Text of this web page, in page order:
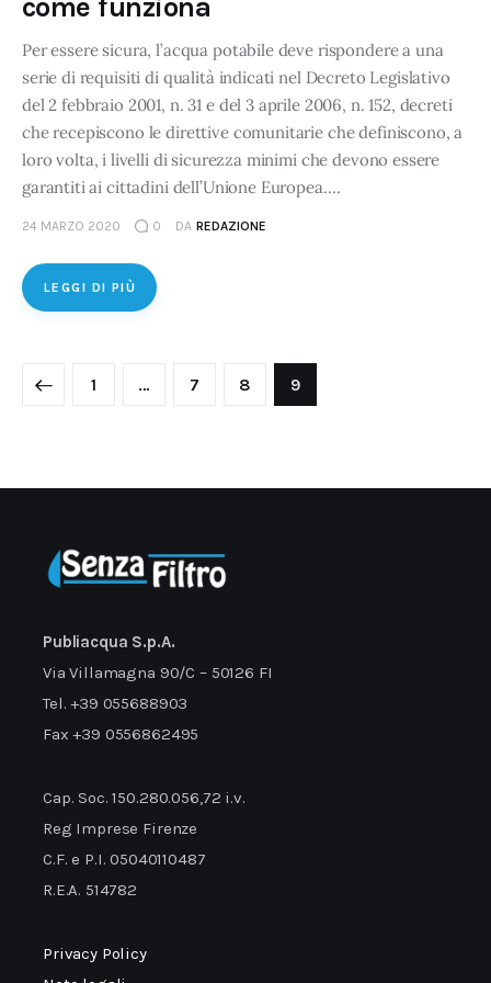
utilizzo dei loro servizi.
Cliccando su "Accetta tutti", l'Utente accetta di
memorizzare tutti i cookie sul dispositivo per le finalità
sopra indicate.
Cliccando su "Personalizza" l’Utente può gestire
cookie desiderati e le terze parti destinatarie della
Cliccando su "Rifiuta" o sulla "X" posizionata in alto a
sola eccezione dei cookie tecnici. La chiusura del
presente banner comporta il permanere delle
per una corretta visualizzazione della pagina.
Per essere sicura, l’acqua potabile deve rispondere a una
serie di requisiti di qualità indicati nel Decreto Legislativo
del 2 febbraio 2001, n. 31 e del 3 aprile 2006, n. 152, decreti
che recepiscono le direttive comunitarie che definiscono, a
loro volta, i livelli di sicurezza minimi che devono essere
garantiti ai cittadini dell’Unione Europea.…
24 MARZO 2020 0 DA REDAZIONE
LEGGI DI PIÙ
1 … 7 8 9
Publiacqua S.p.A.
Via Villamagna 90/C – 50126 FI
Tel. +39 055688903
Fax +39 0556862495
Cap. Soc. 150.280.056,72 i.v.
Reg Imprese Firenze
C.F. e P.I. 05040110487
R.E.A. 514782
Privacy Policy